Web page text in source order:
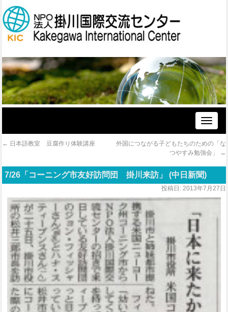
Toggle
← 日本語教室 豆腐作り体験講座
外国につながる子どもたちのための「な
つやすみ勉強会」
→
7/26「コーニング市友好訪問団 掛川来訪」 (中日新聞)
投稿日: 2013年7月27日